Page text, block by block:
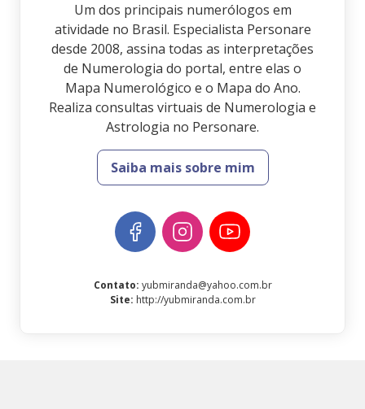
Um dos principais numerólogos em
atividade no Brasil. Especialista Personare
desde 2008, assina todas as interpretações
de Numerologia do portal, entre elas o
Mapa Numerológico e o Mapa do Ano.
Realiza consultas virtuais de Numerologia e
Astrologia no Personare.
Saiba mais sobre mim
Contato: yubmiranda@yahoo.com.br
Site: http://yubmiranda.com.br